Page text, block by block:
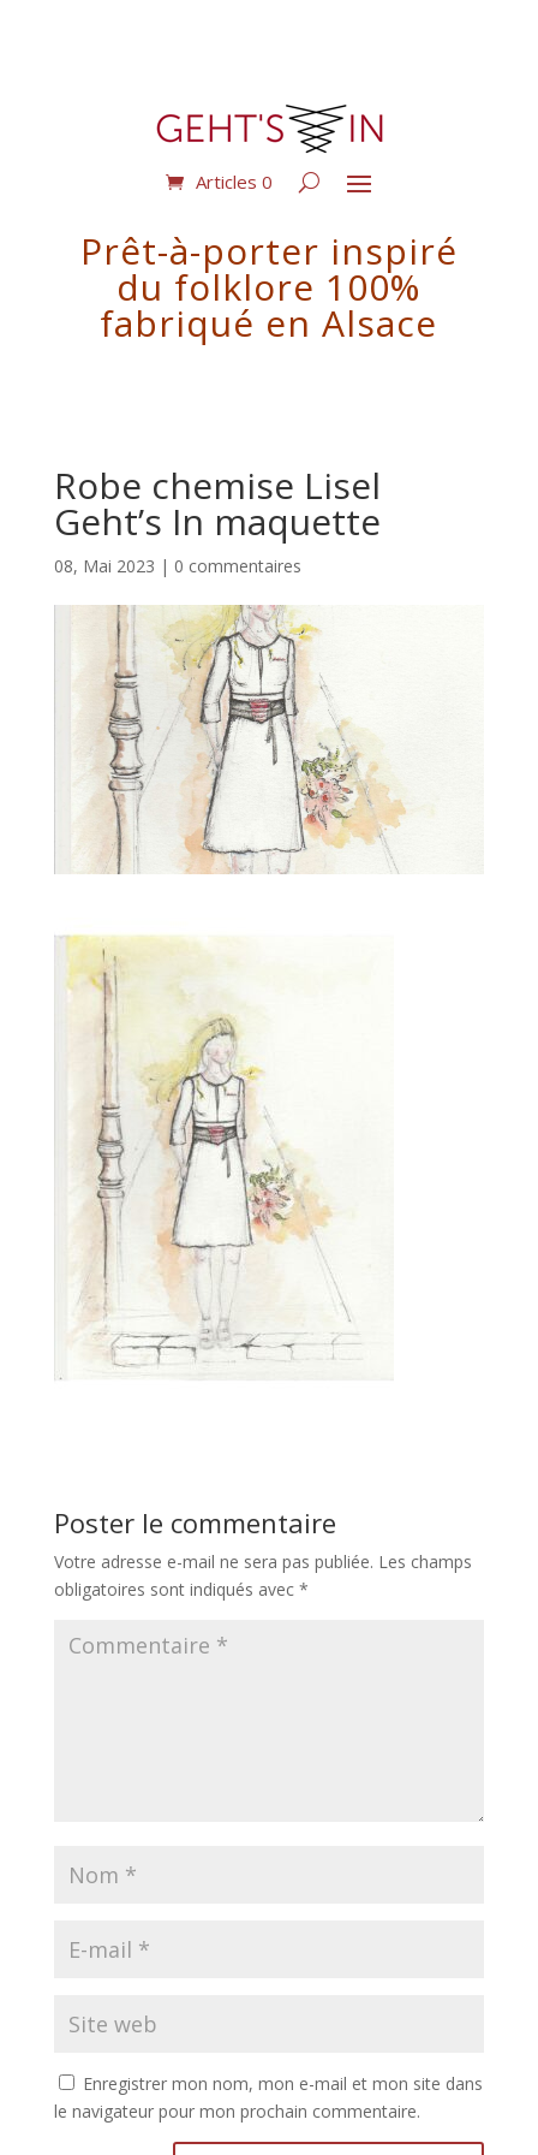
Articles 0
Prêt-à-porter inspiré
du folklore 100%
fabriqué en Alsace
Robe chemise Lisel
Geht’s In maquette
08, Mai 2023 | 0 commentaires
Poster le commentaire
Votre adresse e-mail ne sera pas publiée. Les champs
obligatoires sont indiqués avec *
Enregistrer mon nom, mon e-mail et mon site dans
le navigateur pour mon prochain commentaire.